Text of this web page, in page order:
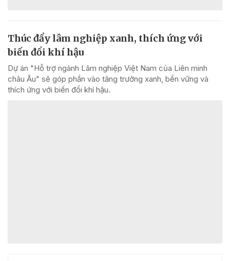
Thúc đẩy lâm nghiệp xanh, thích ứng với
biến đổi khí hậu
Dự án "Hỗ trợ ngành Lâm nghiệp Việt Nam của Liên minh
châu Âu" sẽ góp phần vào tăng trưởng xanh, bền vững và
thích ứng với biến đổi khí hậu.